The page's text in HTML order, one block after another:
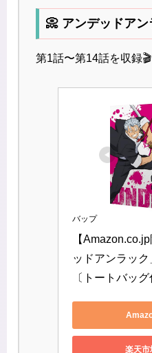
📀 アンデッドア
第1話〜第14話を収録
バップ
【
ッドアンラッ
〔トートバッグ
楽天市